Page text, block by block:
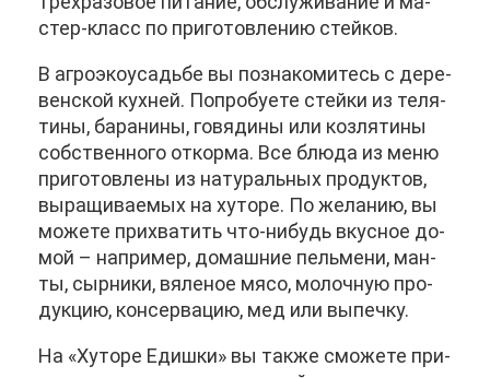
стер-класс по при­го­тов­ле­нию стей­ков.
В аг­ро­эко­усадь­бе вы по­зна­ко­ми­тесь с де­ре­
вен­ской кух­ней. По­про­бу­е­те стей­ки из те­ля­
ти­ны, ба­ра­ни­ны, го­вя­ди­ны или коз­ля­ти­ны
соб­ствен­но­го от­кор­ма. Все блю­да из ме­ню
при­го­тов­ле­ны из на­ту­раль­ных про­дук­тов,
вы­ра­щи­ва­е­мых на ху­то­ре. По же­ла­нию, вы
мо­же­те при­хва­тить что-ни­будь вкус­ное до­
мой – на­при­мер, до­маш­ние пель­ме­ни, ман­
ты, сыр­ни­ки, вя­ле­ное мя­со, мо­лоч­ную про­
дук­цию, кон­сер­ва­цию, мед или вы­печ­ку.
На «Ху­то­ре Едиш­ки» вы та­к­же смо­же­те при­